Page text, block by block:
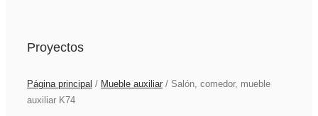
Proyectos
Página principal / Mueble auxiliar / Salón, comedor, mueble
auxiliar K74